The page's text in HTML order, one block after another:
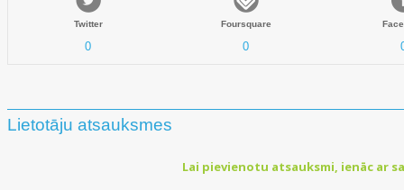
Twitter
0
Foursquare
0
Lietotāju atsauksmes
Lai pievienotu atsauksmi, ienāc ar